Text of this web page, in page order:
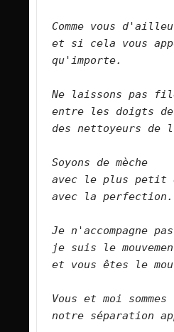
Comme vous
et si cela vous
qu'importe.
Ne laissons pas
entre les doigts
des
Soyons de mèche
avec le plus
avec la
Je n'accompagne
je suis le
et vous êtes le
Vous et moi sommes
notre séparation